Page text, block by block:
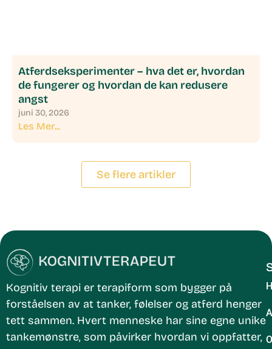
Atferdseksperimenter – hva det er, hvordan
de fungerer og hvordan de kan redusere
angst
juni 30, 2026
Les Mer...
Se flere artikler
Kognitiv terapi er terapiform som bygger på
forståelsen av at tanker, følelser og atferd henger
tett sammen. Hvert menneske har sine egne unike
tankemønstre, som påvirker hvordan vi oppfatter,
Behandle ditt samtykke